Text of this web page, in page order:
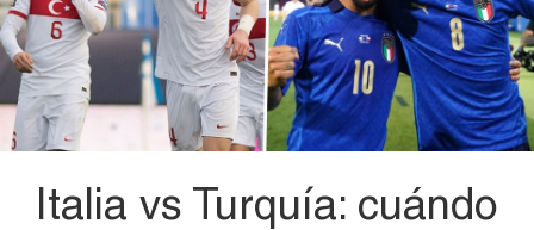
Italia vs Turquía: cuándo